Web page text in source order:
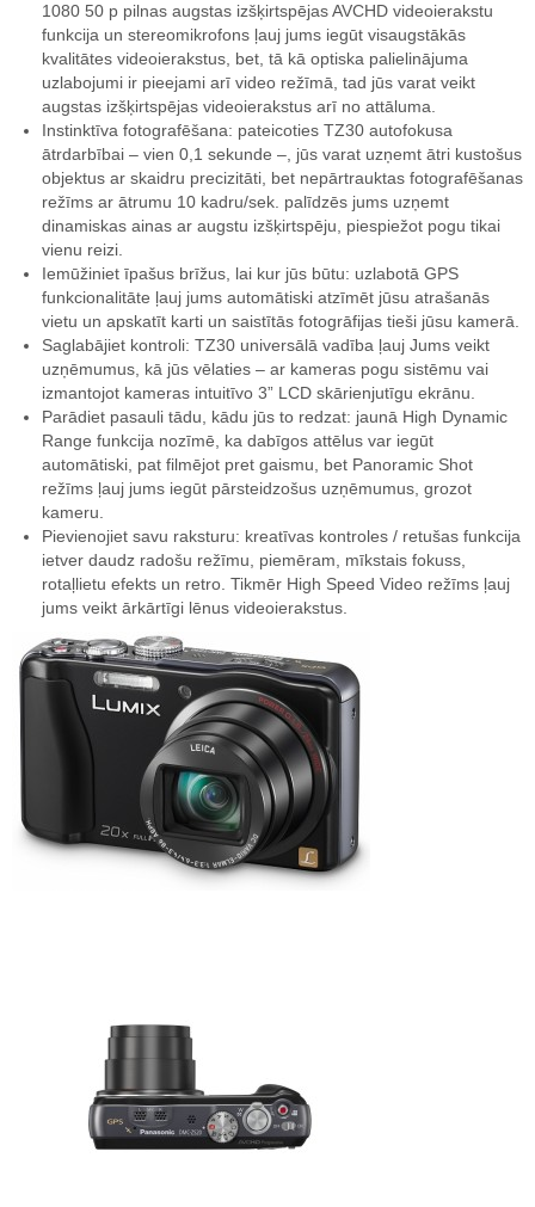
1080 50 p pilnas augstas izšķirtspējas AVCHD videoierakstu
funkcija un stereomikrofons ļauj jums iegūt visaugstākās
kvalitātes videoierakstus, bet, tā kā optiska palielinājuma
uzlabojumi ir pieejami arī video režīmā, tad jūs varat veikt
augstas izšķirtspējas videoierakstus arī no attāluma.
Instinktīva fotografēšana: pateicoties TZ30 autofokusa
ātrdarbībai – vien 0,1 sekunde –, jūs varat uzņemt ātri kustošus
objektus ar skaidru precizitāti, bet nepārtrauktas fotografēšanas
režīms ar ātrumu 10 kadru/sek. palīdzēs jums uzņemt
dinamiskas ainas ar augstu izšķirtspēju, piespiežot pogu tikai
vienu reizi.
Iemūžiniet īpašus brīžus, lai kur jūs būtu: uzlabotā GPS
funkcionalitāte ļauj jums automātiski atzīmēt jūsu atrašanās
vietu un apskatīt karti un saistītās fotogrāfijas tieši jūsu kamerā.
Saglabājiet kontroli: TZ30 universālā vadība ļauj Jums veikt
uzņēmumus, kā jūs vēlaties – ar kameras pogu sistēmu vai
izmantojot kameras intuitīvo 3” LCD skārienjutīgu ekrānu.
Parādiet pasauli tādu, kādu jūs to redzat: jaunā High Dynamic
Range funkcija nozīmē, ka dabīgos attēlus var iegūt
automātiski, pat filmējot pret gaismu, bet Panoramic Shot
režīms ļauj jums iegūt pārsteidzošus uzņēmumus, grozot
kameru.
Pievienojiet savu raksturu: kreatīvas kontroles / retušas funkcija
ietver daudz radošu režīmu, piemēram, mīkstais fokuss,
rotaļlietu efekts un retro. Tikmēr High Speed Video režīms ļauj
jums veikt ārkārtīgi lēnus videoierakstus.